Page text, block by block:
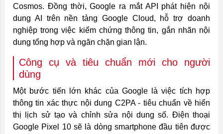
Cosmos. Đồng thời, Google ra mắt API phát hiện nội
dung AI trên nền tảng Google Cloud, hỗ trợ doanh
nghiệp trong việc kiểm chứng thông tin, gắn nhãn nội
dung tổng hợp và ngăn chặn gian lận.
Công cụ và tiêu chuẩn mới cho người
dùng
Một bước tiến lớn khác của Google là việc tích hợp
thông tin xác thực nội dung C2PA - tiêu chuẩn về hiển
thị lịch sử tạo và chỉnh sửa nội dung số. Điện thoại
Google Pixel 10 sẽ là dòng smartphone đầu tiên được